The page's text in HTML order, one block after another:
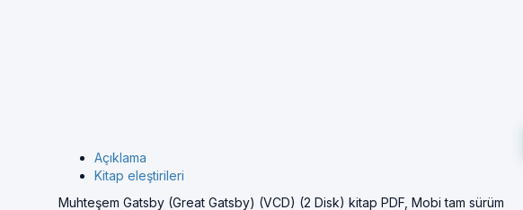
Açıklama
Kitap eleştirileri
Muhteşem Gatsby (Great Gatsby) (VCD) (2 Disk) kitap PDF, Mobi tam sürüm